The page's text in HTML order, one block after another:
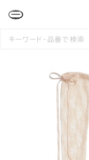
検